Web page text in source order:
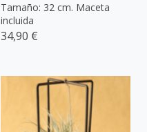
Tamaño: 32 cm. Maceta
incluida
34,90 €